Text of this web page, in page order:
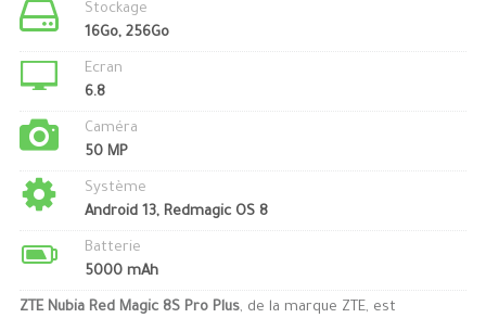
Stockage
16Go, 256Go
Ecran
6.8
Caméra
50 MP
Système
Android 13, Redmagic OS 8
Batterie
5000 mAh
ZTE Nubia Red Magic 8S Pro Plus, de la marque ZTE, est